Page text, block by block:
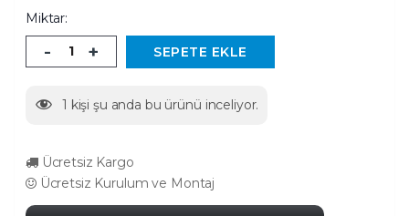
Miktar:
- + SEPETE EKLE
1 kişi şu anda bu ürünü inceliyor.
Ücretsiz Kargo
Ücretsiz Kurulum ve Montaj